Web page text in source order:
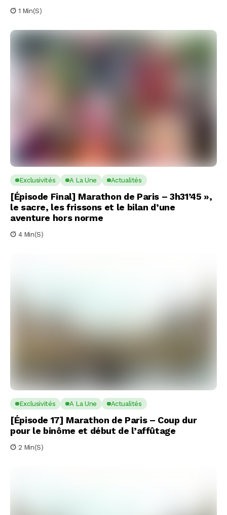
1 Min(s)
Exclusivités A La Une Actualités
[Épisode Final] Marathon de Paris – 3h31’45 »,
le sacre, les frissons et le bilan d’une
aventure hors norme
4 Min(s)
Exclusivités A La Une Actualités
[Épisode 17] Marathon de Paris – Coup dur
pour le binôme et début de l’affûtage
2 Min(s)